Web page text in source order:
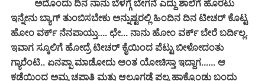
ಅದೊಂದು ದಿನ ನಾನು ಬೆಳಗ್ಗೆ ಬೇಗನೆ ಎದ್ದು ಶಾಲೆಗೆ ಹೊರಟು
ಇನ್ನೇನು ಬ್ಯಾಗ್ ತುಂಬಿಸಬೇಕು ಅನ್ನುಷ್ಟರಲ್ಲಿ ಹಿಂದಿನ ದಿನ ಟೀಚರ್ ಕೊಟ್ಟ
ಹೋಂ ವರ್ಕ್ ನೆನಪಾಯ್ತು.... ಛೇ... ನಾನು ಹೋಂ ವರ್ಕ್ ಬೇರೆ ಬರ್ದಿಲ್ಲ.
ಇವಾಗ ಸ್ಕೂಲಿಗೆ ಹೋದ್ರೆ ಟೀಚರ್ ಕೈಯಿಂದ ಪೆಟ್ಟು ಬೀಳೋದಂತು
ಗ್ಯಾರೆಂಟಿ.. ಏನಪ್ಪಾ ಮಾಡೋದು ಅಂತ ಯೋಚಿಸ್ತಾ ಇದ್ದಾಗ...... ಆ
ಕಡೆಯಿಂದ ಅಮ್ಮ ಚಪಾತಿ ಮತ್ತು ಆಲೂಗಡ್ಡೆ ಪಲ್ಯ ಹಾಕ್ಕೊಂಡು ಬಂದು